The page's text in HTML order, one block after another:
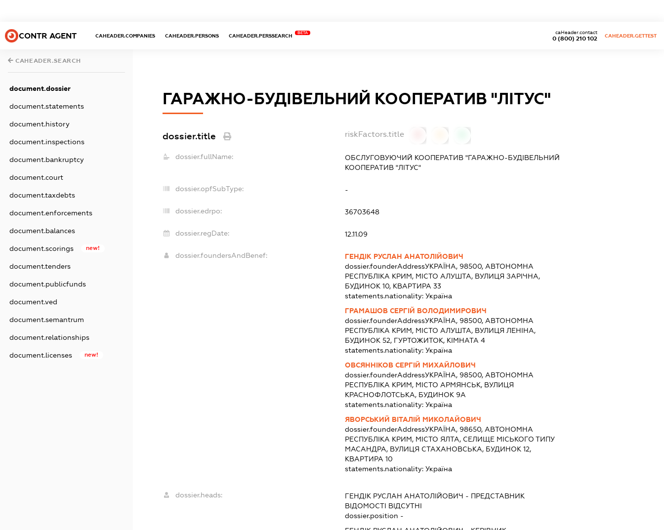
CONTR AGENT CAHEADER.COMPANIES CAHEADER.PERSONS CAHEADER.PERSSEARCH
BETA
0 (800) 210 102
caHeader.contact
CAHEADER.GETTEST
CAHEADER.SEARCH
document.dossier
document.statements
document.history
document.inspections
document.bankruptcy
document.court
document.taxdebts
document.enforcements
document.balances
document.scorings new!
document.tenders
document.publicfunds
document.ved
document.semantrum
document.relationships
document.licenses new!
ГАРАЖНО-БУДІВЕЛЬНИЙ КООПЕРАТИВ "ЛІТУС"
dossier.title riskFactors.title
dossier.fullName:
ОБСЛУГОВУЮЧИЙ КООПЕРАТИВ "ГАРАЖНО-БУДІВЕЛЬНИЙ
КООПЕРАТИВ "ЛІТУС"
dossier.opfSubType: -
dossier.edrpo: 36703648
dossier.regDate: 12.11.09
dossier.foundersAndBenef:
ГЕНДІК РУСЛАН АНАТОЛІЙОВИЧ
dossier.founderAddressУКРАЇНА, 98500, АВТОНОМНА
РЕСПУБЛІКА КРИМ, МІСТО АЛУШТА, ВУЛИЦЯ ЗАРІЧНА,
БУДИНОК 10, КВАРТИРА 33
statements.nationality:Україна
ГРАМАШОВ СЕРГІЙ ВОЛОДИМИРОВИЧ
dossier.founderAddressУКРАЇНА, 98500, АВТОНОМНА
РЕСПУБЛІКА КРИМ, МІСТО АЛУШТА, ВУЛИЦЯ ЛЕНІНА,
БУДИНОК 52, ГУРТОЖИТОК, КІМНАТА 4
statements.nationality:Україна
ОВСЯННІКОВ СЕРГІЙ МИХАЙЛОВИЧ
dossier.founderAddressУКРАЇНА, 98500, АВТОНОМНА
РЕСПУБЛІКА КРИМ, МІСТО АРМЯНСЬК, ВУЛИЦЯ
КРАСНОФЛОТСЬКА, БУДИНОК 9А
statements.nationality:Україна
ЯВОРСЬКИЙ ВІТАЛІЙ МИКОЛАЙОВИЧ
dossier.founderAddressУКРАЇНА, 98650, АВТОНОМНА
РЕСПУБЛІКА КРИМ, МІСТО ЯЛТА, СЕЛИЩЕ МІСЬКОГО ТИПУ
МАСАНДРА, ВУЛИЦЯ СТАХАНОВСЬКА, БУДИНОК 12,
КВАРТИРА 10
statements.nationality:Україна
dossier.heads: ГЕНДІК РУСЛАН АНАТОЛІЙОВИЧ - ПРЕДСТАВНИК
ВІДОМОСТІ ВІДСУТНІ
dossier.position -